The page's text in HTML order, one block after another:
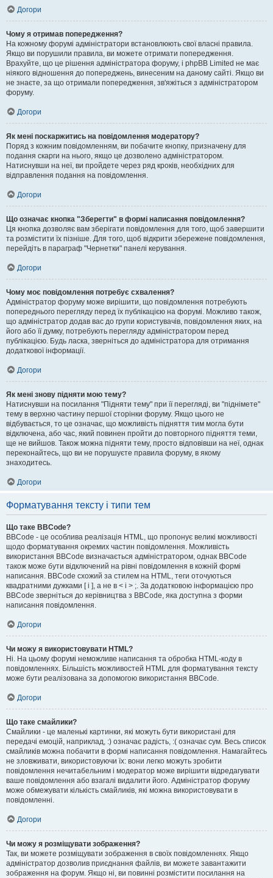
Догори
Чому я отримав попередження?
На кожному форумі адміністратори встановлюють свої власні правила.
Якщо ви порушили правила, ви можете отримати попередження.
Врахуйте, що це рішення адміністратора форуму, і phpBB Limited не має
ніякого відношення до попереджень, винесеним на даному сайті. Якщо ви
не знаєте, за що отримали попередження, зв'яжіться з адміністратором
форуму.
Догори
Як мені поскаржитись на повідомлення модератору?
Поряд з кожним повідомленням, ви побачите кнопку, призначену для
подання скарги на нього, якщо це дозволено адміністратором.
Натиснувши на неї, ви пройдете через ряд кроків, необхідних для
відправлення подання на повідомлення.
Догори
Що означає кнопка "Зберегти" в формі написання повідомлення?
Ця кнопка дозволяє вам зберігати повідомлення для того, щоб завершити
та розмістити їх пізніше. Для того, щоб відкрити збережене повідомлення,
перейдіть в параграф "Чернетки" панелі керування.
Догори
Чому моє повідомлення потребує схвалення?
Адміністратор форуму може вирішити, що повідомлення потребують
попереднього перегляду перед їх публікацією на форумі. Можливо також,
що адміністратор додав вас до групи користувачів, повідомлення яких, на
його або її думку, потребують перегляду адміністратором перед
публікацією. Будь ласка, зверніться до адміністратора для отримання
додаткової інформації.
Догори
Як мені знову підняти мою тему?
Натиснувши на посилання "Підняти тему" при її перегляді, ви "піднімете"
тему в верхню частину першої сторінки форуму. Якщо цього не
відбувається, то це означає, що можливість підняття тим могла бути
відключена, або час, який повинен пройти до повторного підняття теми,
ще не вийшов. Також можна підняти тему, просто відповівши на неї, однак
переконайтесь, що ви не порушуєте правила форуму, в якому
знаходитесь.
Догори
Форматування тексту і типи тем
Що таке BBCode?
BBCode - це особлива реалізація HTML, що пропонує великі можливості
щодо форматування окремих частин повідомлення. Можливість
використання BBCode визначається адміністратором, однак BBCode
також може бути відключений на рівні повідомлення в кожній формі
написання. BBCode схожий за стилем на HTML, теги оточуються
квадратними дужками [ і ], а не в < і > ;. За додатковою інформацією про
BBCode зверніться до керівництва з BBCode, яка доступна з форми
написання повідомлення.
Догори
Чи можу я використовувати HTML?
Ні. На цьому форумі неможливе написання та обробка HTML-коду в
повідомленнях. Більшість можливостей HTML для форматування тексту
може бути реалізована за допомогою використання BBCode.
Догори
Що таке смайлики?
Смайлики - це маленькі картинки, які можуть бути використані для
передачі емоцій, наприклад, :) означає радість, :( означає сум. Весь список
смайликів можна побачити в формі написання повідомлення. Намагайтесь
не зловживати, використовуючи їх: вони легко можуть зробити
повідомлення нечитабельним і модератор може вирішити відредагувати
ваше повідомлення або взагалі видалити його. Адміністратор форуму
може обмежувати кількість смайликів, які можна використовувати в
повідомленні.
Догори
Чи можу я розміщувати зображення?
Так, ви можете розміщувати зображення в своїх повідомленнях. Якщо
адміністратор дозволив приєднання файлів, ви можете завантажити
зображення на форум. Якщо ні, ви повинні розмістити посилання на